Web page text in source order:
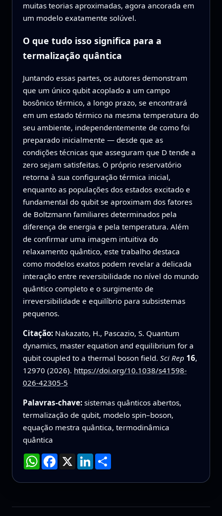
muitas teorias aproximadas, agora ancorada em
um modelo exatamente solúvel.
O que tudo isso significa para a
termalização quântica
Juntando essas partes, os autores demonstram
que um único qubit acoplado a um campo
bosônico térmico, a longo prazo, se encontrará
em um estado térmico na mesma temperatura do
seu ambiente, independentemente de como foi
preparado inicialmente — desde que as
condições técnicas que asseguram que D tende a
zero sejam satisfeitas. O próprio reservatório
retorna à sua configuração térmica inicial,
enquanto as populações dos estados excitado e
fundamental do qubit se aproximam dos fatores
de Boltzmann familiares determinados pela
diferença de energia e pela temperatura. Além
de confirmar uma imagem intuitiva do
relaxamento quântico, este trabalho destaca
como modelos exatos podem revelar a delicada
interação entre reversibilidade no nível do mundo
quântico completo e o surgimento de
irreversibilidade e equilíbrio para subsistemas
pequenos.
Citação: Nakazato, H., Pascazio, S. Quantum
dynamics, master equation and equilibrium for a
qubit coupled to a thermal boson field. Sci Rep 16,
12970 (2026). https://doi.org/10.1038/s41598-
026-42305-5
Palavras-chave: sistemas quânticos abertos,
termalização de qubit, modelo spin–boson,
equação mestra quântica, termodinâmica
quântica
WhatsApp
Facebook
X LinkedInCompartilhar